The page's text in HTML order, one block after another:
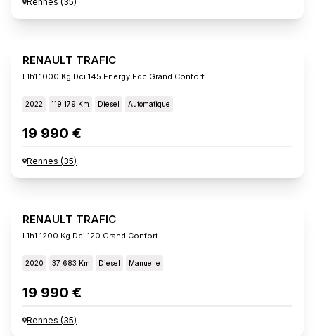
RENAULT TRAFIC
L1h1 1000 Kg Dci 145 Energy Edc Grand Confort
2022 119 179 Km Diesel Automatique
19 990 €
Rennes (35)
RENAULT TRAFIC
L1h1 1200 Kg Dci 120 Grand Confort
2020 37 683 Km Diesel Manuelle
19 990 €
Rennes (35)